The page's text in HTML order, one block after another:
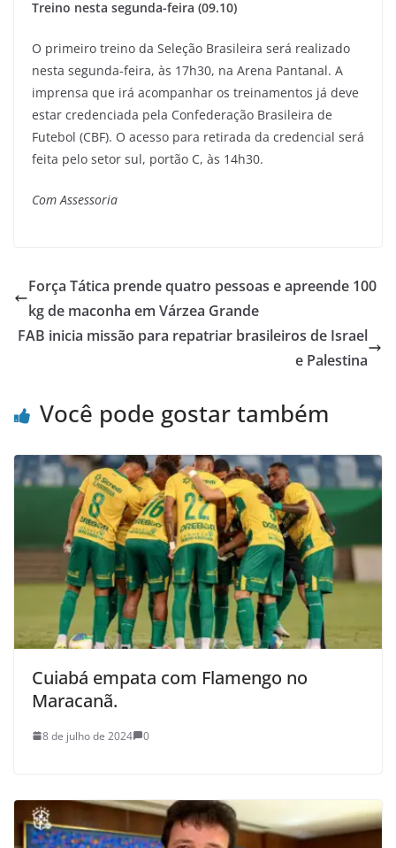
Treino nesta segunda-feira (09.10)
O primeiro treino da Seleção Brasileira será realizado
nesta segunda-feira, às 17h30, na Arena Pantanal. A
imprensa que irá acompanhar os treinamentos já deve
estar credenciada pela Confederação Brasileira de
Futebol (CBF). O acesso para retirada da credencial será
feita pelo setor sul, portão C, às 14h30.
Com Assessoria
Força Tática prende quatro pessoas e apreende 100
kg de maconha em Várzea Grande
FAB inicia missão para repatriar brasileiros de Israel
e Palestina
Você pode gostar também
Cuiabá empata com Flamengo no
Maracanã.
8 de julho de 2024 0